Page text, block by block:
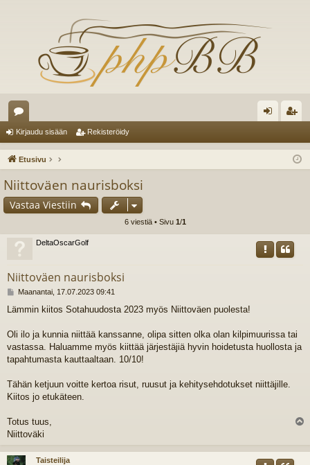
es
ku
ua
au ist
Kirjaudu sisään Rekisteröidy
Etusivu
Niittoväen naurisboksi
Vastaa Viestiin
6 viestiä • Sivu 1/1
DeltaOscarGolf
Niittoväen naurisboksi
V
e
t
Maanantai, 17.07.2023 09:41
Lämmin kiitos Sotahuudosta 2023 myös Niittoväen puolesta!
Oli ilo ja kunnia niittää kanssanne, olipa sitten olka olan kilpimuurissa tai
vastassa. Haluamme myös kiittää järjestäjiä hyvin hoidetusta huollosta ja
tapahtumasta kauttaaltaan. 10/10!
Tähän ketjuun voitte kertoa risut, ruusut ja kehitysehdotukset niittäjille.
Kiitos jo etukäteen.
Totus tuus,
Niittoväki
s
Taisteilija